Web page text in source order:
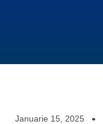
Januarie 15, 2025